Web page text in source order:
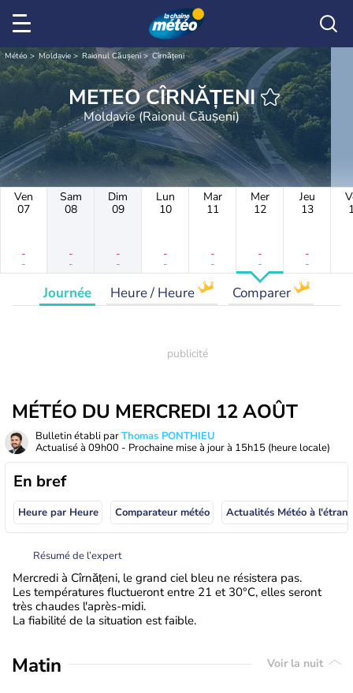
Météo Moldavie Raionul Căușeni Cîrnățeni
METEO CÎRNĂȚENI
Moldavie (Raionul Căușeni)
Ven
07
-
-
Sam
08
-
-
Dim
09
-
-
Lun
10
-
-
Mar
11
-
-
Mer
12
-
-
Jeu
13
-
-
Journée Heure / Heure Comparer
MÉTÉO DU MERCREDI 12 AOÛT
Bulletin établi parThomas PONTHIEU
Actualisé à 09h00 - Prochaine mise à jour à 15h15 (heure locale)
En bref
Heure par Heure Comparateur météo
Résumé de l’expert
Mercredi à Cîrnățeni, le grand ciel bleu ne résistera pas.
Les températures fluctueront entre 21 et 30°C, elles seront
très chaudes l'après-midi.
La fiabilité de la situation est faible.
Matin Voir la nuit